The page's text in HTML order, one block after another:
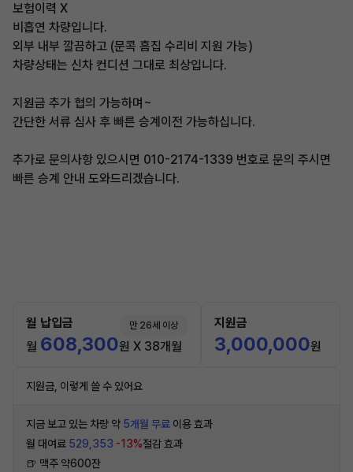
보험이력 X
비흡연 차량입니다.
외부 내부 깔끔하고 (문콕 흠집 수리비 지원 가능)
차량상태는 신차 컨디션 그대로 최상입니다.
지원금 추가 협의 가능하며~
간단한 서류 심사 후 빠른 승계이전 가능하십니다.
추가로 문의사항 있으시면 010-2174-1339 번호로 문의 주시면
빠른 승계 안내 도와드리겠습니다.
월 납입금 만 26세 이상
월 608,300원 X 38개월
지원금
3,000,000원
지원금, 이렇게 쓸 수 있어요
지금 보고 있는 차량 약 5개월 무료 이용 효과
월 대여료 529,353 -13%절감 효과
🍺 맥주 약600잔